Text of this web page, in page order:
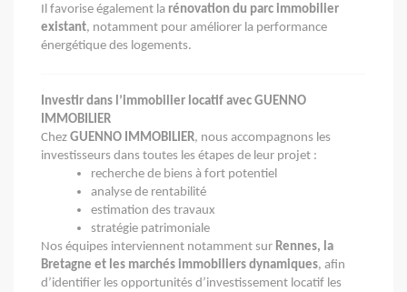
Il favorise également la rénovation du parc immobilier
existant, notamment pour améliorer la performance
énergétique des logements.
Investir dans l’immobilier locatif avec GUENNO
IMMOBILIER
Chez GUENNO IMMOBILIER, nous accompagnons les
investisseurs dans toutes les étapes de leur projet :
recherche de biens à fort potentiel
analyse de rentabilité
estimation des travaux
stratégie patrimoniale
Nos équipes interviennent notamment sur Rennes, la
Bretagne et les marchés immobiliers dynamiques, afin
d’identifier les opportunités d’investissement locatif les